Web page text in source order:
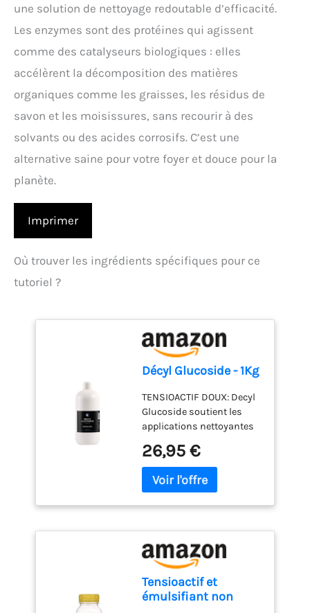
une solution de nettoyage redoutable d’efficacité.
Les enzymes sont des protéines qui agissent
comme des catalyseurs biologiques : elles
accélèrent la décomposition des matières
organiques comme les graisses, les résidus de
savon et les moisissures, sans recourir à des
solvants ou des acides corrosifs. C’est une
alternative saine pour votre foyer et douce pour la
planète.
Imprimer
Où trouver les ingrédients spécifiques pour ce
tutoriel ?
Décyl Glucoside - 1Kg
TENSIOACTIF DOUX: Decyl
Glucoside soutient les
applications nettoyantes
POLYVALENT: Convient aux
shampooings, gels
douche, nettoyants, bains
AVANTAGE EN FORMULE:
Aide à développer des
produits lavants
agréables au toucher. PRO
ET DIY: Pratique pour
shampooings, gels
26,95 €
Tensioactif et
émulsifiant non